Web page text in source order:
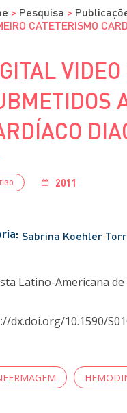
> Pesquisa >
CATETERISMO
2011
Sabrina Koehler
Latino-Americana
dx.doi.org/10.1590/